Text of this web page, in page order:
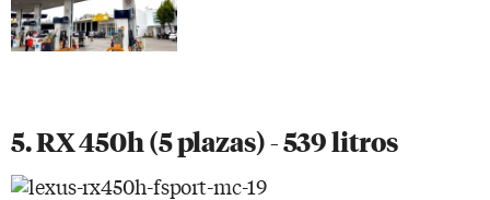
5. RX 450h (5 plazas) - 539 litros